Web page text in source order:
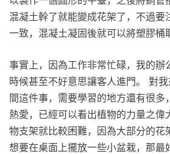
混凝土幹了就能變成花架了，不過要
一致，混凝土凝固後就可以將塑膠桶
事實上，因為工作非常忙碌，我的辦
時候甚至不好意思讓客人進門。 對
間這件事，需要學習的地方還有很多
熱愛，已經可以看出植物的力量之偉
物支架就比較困難，因為大部分的花
想要在桌面上擺放一些小盆栽，那最